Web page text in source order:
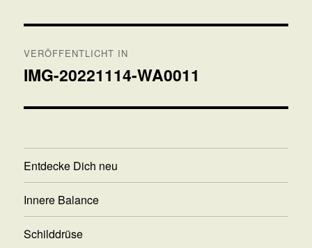
VERÖFFENTLICHT IN
IMG-20221114-WA0011
Entdecke Dich neu
Innere Balance
Schilddrüse